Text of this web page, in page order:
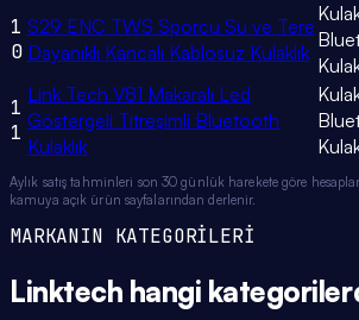
1
0
S29 ENC TWS Sporcu Su ve Tere
Dayanıklı Kancalı Kablosuz Kulaklık
1
1
Link Tech V81 Makaralı Led
Göstergeli Titreşimli Bluetooth
Kulaklık
Aylık satış tahminleri son 30 günlük harekete göre
kamuya açık ürün sayfalarından derlenir.
MARKANIN KATEGORİLERİ
Linktech hangi